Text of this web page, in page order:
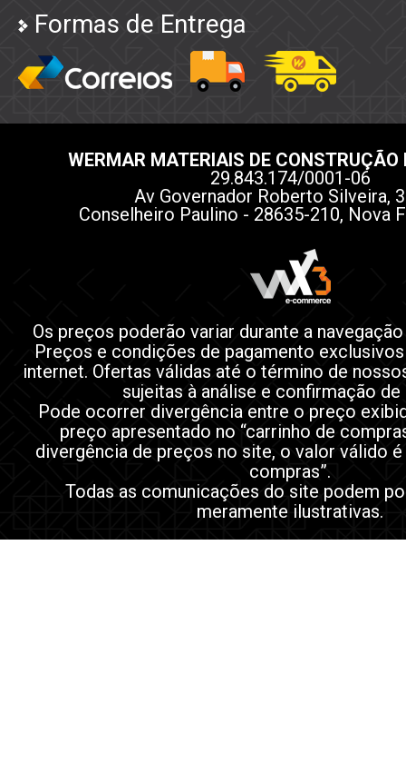
Formas de Entrega
WERMAR MATERIAIS DE CONSTRUÇÃO
29.843.174/0001-06
Av Governador Roberto Silveira,
Conselheiro Paulino - 28635-210, Nova
Os preços poderão variar durante a
Preços e condições de pagamento
internet. Ofertas válidas até o término de
sujeitas à análise e confirmação de
Pode ocorrer divergência entre o preço
preço apresentado no “carrinho de
divergência de preços no site, o valor válido é
compras”.
Todas as comunicações do site podem
meramente ilustrativas.